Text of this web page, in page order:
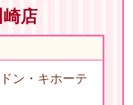
店
ン・キホーテ